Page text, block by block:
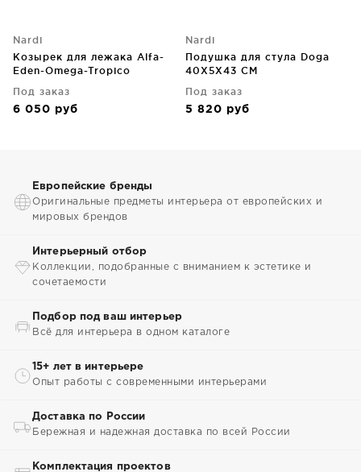
Nardi
Козырек для лежака Alfa-
Eden-Omega-Tropico
Под заказ
6 050 руб
Nardi
Подушка для стула Doga
40X5X43 CM
Под заказ
5 820 руб
Европейские бренды
Оригинальные предметы интерьера от европейских и
мировых брендов
Интерьерный отбор
Коллекции, подобранные с вниманием к эстетике и
сочетаемости
Подбор под ваш интерьер
Всё для интерьера в одном каталоге
15+ лет в интерьере
Опыт работы с современными интерьерами
Доставка по России
Бережная и надежная доставка по всей России
Комплектация проектов